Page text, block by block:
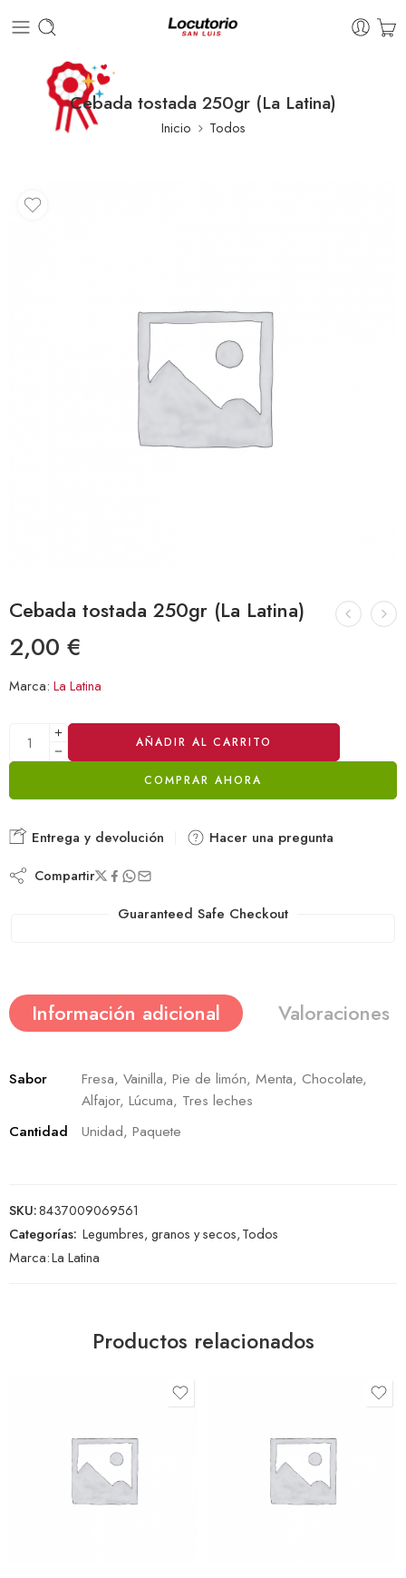
Cebada tostada 250gr (La Latina)
Inicio Todos
Cebada tostada 250gr (La Latina)
2,00 €
Marca: La Latina
AÑADIR AL CARRITO
COMPRAR AHORA
Alternative:
Entrega y devolución Hacer una pregunta
Compartir
Guaranteed Safe Checkout
Información adicional Valoraciones
Sabor
Fresa, Vainilla, Pie de limón, Menta, Chocolate,
Alfajor, Lúcuma, Tres leches
Cantidad
Unidad, Paquete
SKU:8437009069561
Categorías: Legumbres, granos y secos,Todos
Marca:La Latina
Productos relacionados